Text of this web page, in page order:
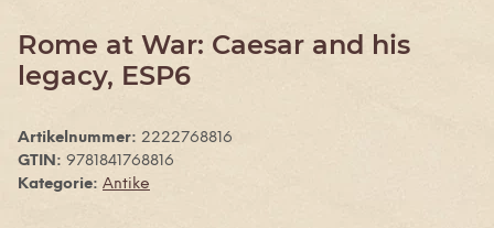
Rome at War: Caesar and his
legacy, ESP6
Artikelnummer: 2222768816
GTIN: 9781841768816
Kategorie: Antike